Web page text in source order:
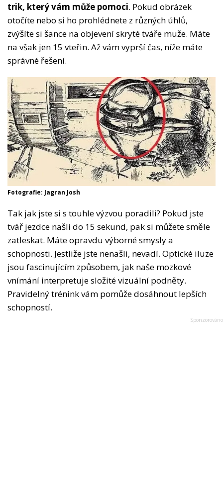
trik, který vám může pomoci. Pokud obrázek
otočíte nebo si ho prohlédnete z různých úhlů,
zvýšíte si šance na objevení skryté tváře muže. Máte
na však jen 15 vteřin. Až vám vyprší čas, níže máte
správné řešení.
Fotografie: Jagran Josh
Tak jak jste si s touhle výzvou poradili? Pokud jste
tvář jezdce našli do 15 sekund, pak si můžete směle
zatleskat. Máte opravdu výborné smysly a
schopnosti. Jestliže jste nenašli, nevadí. Optické iluze
jsou fascinujícím způsobem, jak naše mozkové
vnímání interpretuje složité vizuální podněty.
Pravidelný trénink vám pomůže dosáhnout lepších
schopností.